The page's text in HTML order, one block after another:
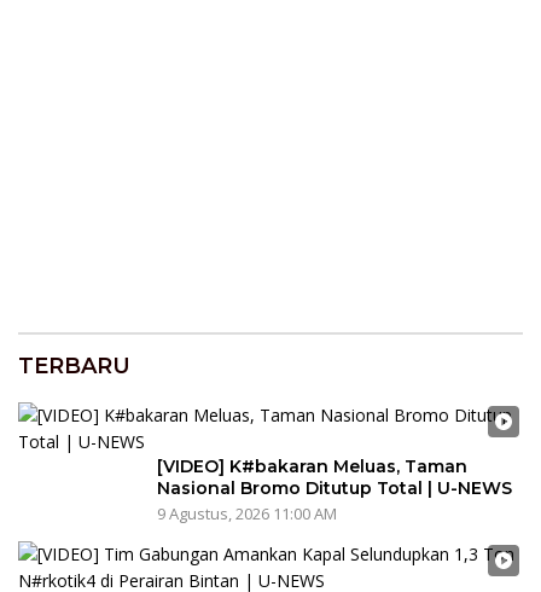
TERBARU
[VIDEO] K#bakaran Meluas, Taman
Nasional Bromo Ditutup Total | U-NEWS
9 Agustus, 2026 11:00 AM